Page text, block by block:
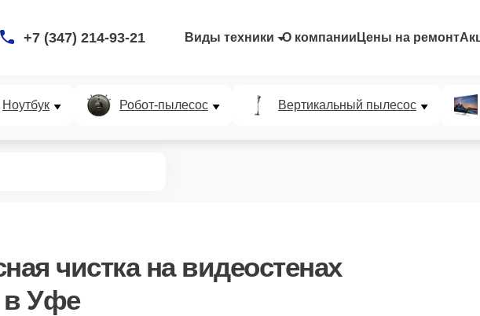
+7 (347) 214-93-21 Виды техники О компании Цены на ремонт
Ноутбук Робот-пылесос Вертикальный пылесос
чисткана видеостенах
в Уфе